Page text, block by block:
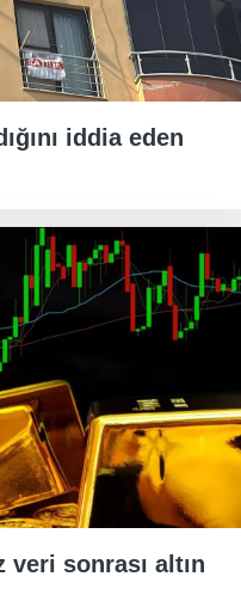
iddia eden
veri sonrası altın